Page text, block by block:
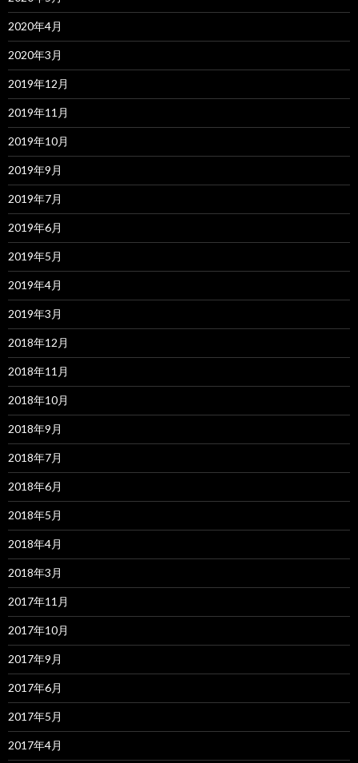
2020年4月
2020年3月
2019年12月
2019年11月
2019年10月
2019年9月
2019年7月
2019年6月
2019年5月
2019年4月
2019年3月
2018年12月
2018年11月
2018年10月
2018年9月
2018年7月
2018年6月
2018年5月
2018年4月
2018年3月
2017年11月
2017年10月
2017年9月
2017年6月
2017年5月
2017年4月